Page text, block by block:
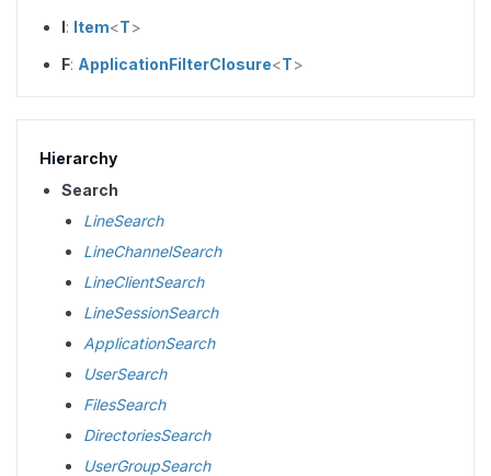
I: Item<T>
F: ApplicationFilterClosure<T>
Hierarchy
Search
LineSearch
LineChannelSearch
LineClientSearch
LineSessionSearch
ApplicationSearch
UserSearch
FilesSearch
DirectoriesSearch
UserGroupSearch